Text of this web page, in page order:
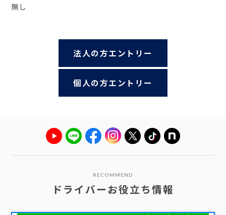
無し
法人の方エントリー
個人の方エントリー
RECOMMEND
ドライバーお役立ち情報